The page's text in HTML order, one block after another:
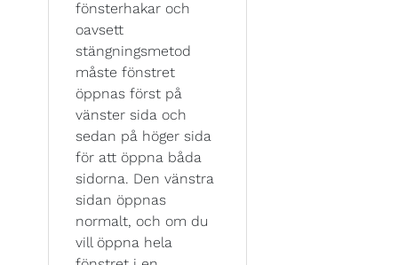
fönsterhakar och
oavsett
stängningsmetod
måste fönstret
öppnas först på
vänster sida och
sedan på höger sida
för att öppna båda
sidorna. Den vänstra
sidan öppnas
normalt, och om du
vill öppna hela